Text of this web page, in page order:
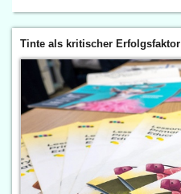
Tinte als kritischer Erfolgsfaktor